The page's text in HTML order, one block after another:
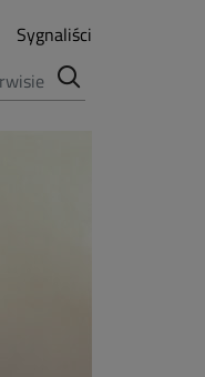
Sygnaliści